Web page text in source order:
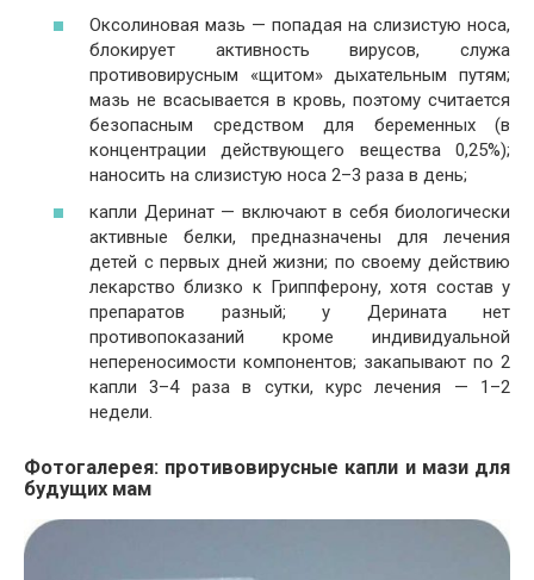
Оксолиновая мазь — попадая на слизистую носа,
блокирует активность вирусов, служа
противовирусным «щитом» дыхательным путям;
мазь не всасывается в кровь, поэтому считается
безопасным средством для беременных (в
концентрации действующего вещества 0,25%);
наносить на слизистую носа 2–3 раза в день;
капли Деринат — включают в себя биологически
активные белки, предназначены для лечения
детей с первых дней жизни; по своему действию
лекарство близко к Гриппферону, хотя состав у
препаратов разный; у Дерината нет
противопоказаний кроме индивидуальной
непереносимости компонентов; закапывают по 2
капли 3–4 раза в сутки, курс лечения — 1–2
недели.
Фотогалерея: противовирусные капли и мази для
будущих мам